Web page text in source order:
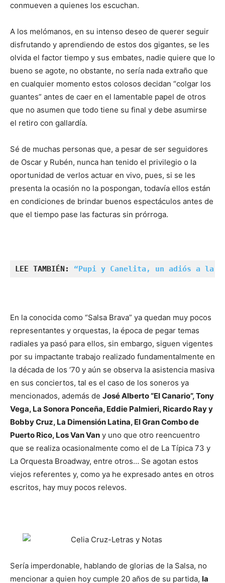
conmueven a quienes los escuchan.
A los melómanos, en su intenso deseo de querer seguir
disfrutando y aprendiendo de estos dos gigantes, se les
olvida el factor tiempo y sus embates, nadie quiere que lo
bueno se agote, no obstante, no sería nada extraño que
en cualquier momento estos colosos decidan “colgar los
guantes” antes de caer en el lamentable papel de otros
que no asumen que todo tiene su final y debe asumirse
el retiro con gallardía.
Sé de muchas personas que, a pesar de ser seguidores
de Oscar y Rubén, nunca han tenido el privilegio o la
oportunidad de verlos actuar en vivo, pues, si se les
presenta la ocasión no la pospongan, todavía ellos están
en condiciones de brindar buenos espectáculos antes de
que el tiempo pase las facturas sin prórroga.
LEE TAMBIÉN: “Pupi y Canelita, un adiós a la
En la conocida como “Salsa Brava” ya quedan muy pocos
representantes y orquestas, la época de pegar temas
radiales ya pasó para ellos, sin embargo, siguen vigentes
por su impactante trabajo realizado fundamentalmente en
la década de los ‘70 y aún se observa la asistencia masiva
en sus conciertos, tal es el caso de los soneros ya
mencionados, además de José Alberto “El Canario”, Tony
Vega, La Sonora Ponceña, Eddie Palmieri, Ricardo Ray y
Bobby Cruz, La Dimensión Latina, El Gran Combo de
Puerto Rico, Los Van Van y uno que otro reencuentro
que se realiza ocasionalmente como el de La Típica 73 y
La Orquesta Broadway, entre otros… Se agotan estos
viejos referentes y, como ya he expresado antes en otros
escritos, hay muy pocos relevos.
Sería imperdonable, hablando de glorias de la Salsa, no
mencionar a quien hoy cumple 20 años de su partida, la